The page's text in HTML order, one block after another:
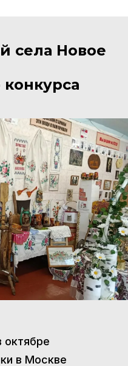
села Новое
октябре
в Москве